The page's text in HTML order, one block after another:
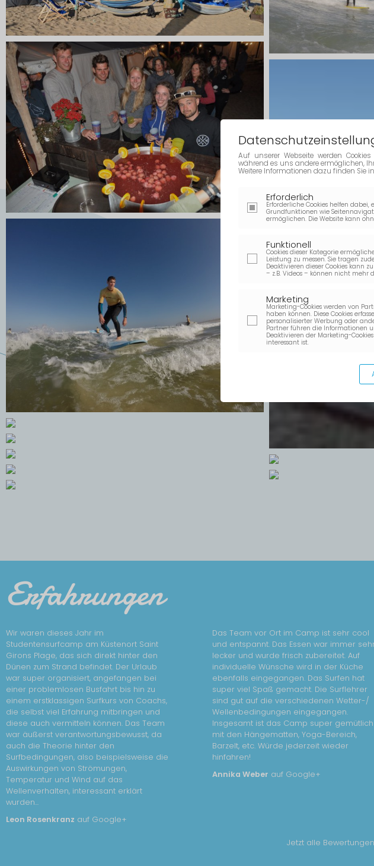
Erfahrungen
Wir waren dieses Jahr im
Studentensurfcamp am Küstenort Saint
Girons Plage, das sich direkt hinter den
Dünen zum Strand befindet. Der Urlaub
war super organisiert, angefangen bei
einer problemlosen Busfahrt bis hin zu
einem erstklassigen Surfkurs von Coachs,
die selbst viel Erfahrung mitbringen und
diese auch vermitteln können. Das Team
war äußerst verantwortungsbewusst, da
auch die Theorie hinter den
Surfbedingungen, also beispielsweise die
Auswirkungen von Strömungen,
Temperatur und Wind auf das
Wellenverhalten, interessant erklärt
wurden...
Leon Rosenkranz auf Google+
Das Team vor Ort im Camp ist sehr cool
und entspannt. Das Essen war immer
lecker und wurde frisch zubereitet. Auf
individuelle Wünsche wird in der Küche
ebenfalls eingegangen. Das Surfen hat
super viel Spaß gemacht. Die Surflehrer
sind gut auf die verschiedenen Wetter-/
Wellenbedingungen eingegangen.
Insgesamt ist das Camp super gemütlich
mit den Hängematten, Yoga-Bereich,
Barzelt, etc. Würde jederzeit wieder
hinfahren!
Annika Weber auf Google+
Jetzt alle
Auf unserer Webseite werden
während es uns andere ermöglichen,
Weitere Informationen dazu finden Sie
Erforderlich
Erforderliche Cookies helfen
Grundfunktionen wie
ermöglichen. Die Website kann
Funktionell
Cookies dieser Kategorie
Leistung zu messen. Sie tragen
Deaktivieren dieser Cookies kann
– z.B. Videos – können nicht mehr
Marketing
Marketing-Cookies werden von
haben können. Diese Cookies
personalisierter Werbung oder
Partner führen die Informationen
Deaktivieren der Marketing-
interessant ist.